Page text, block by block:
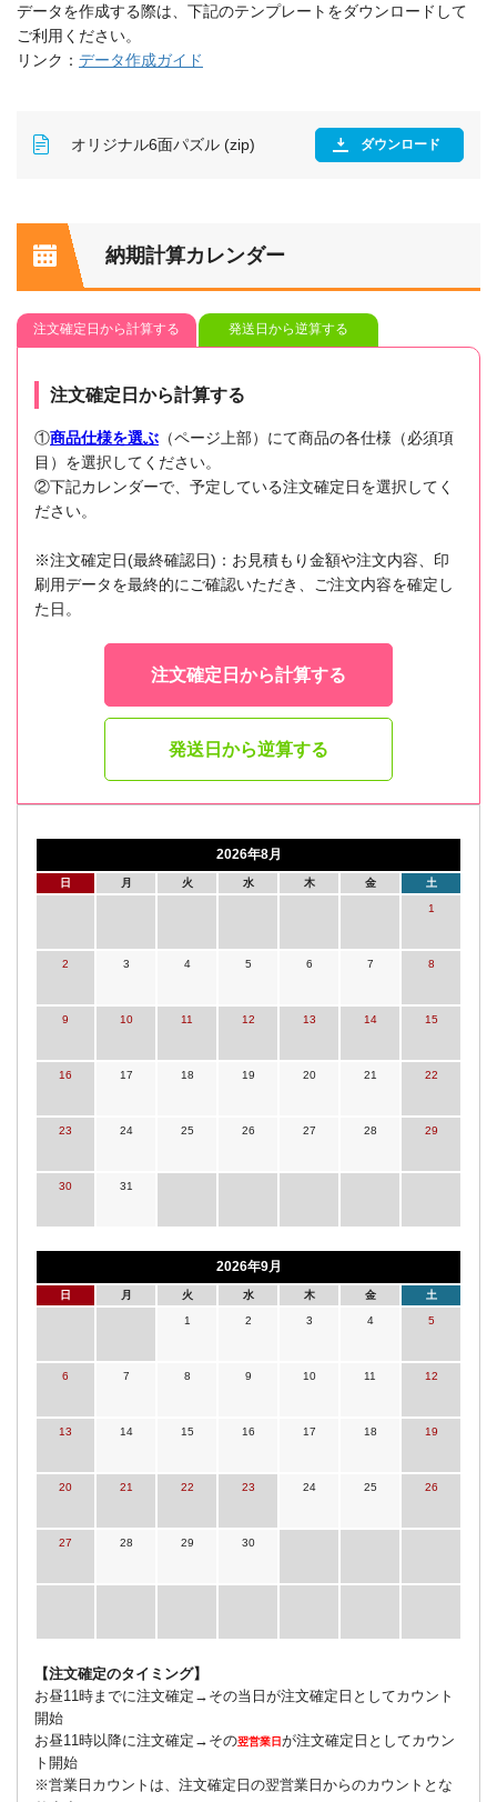
データを作成する際は、下記のテンプレートをダウンロードして
ご利用ください。
リンク： データ作成ガイド
オリジナル6面パズル (zip) ダウンロード
納期計算カレンダー
注文確定日から計算する 発送日から逆算する
注文確定日から計算する
①商品仕様を選ぶ （ページ上部）にて商品の各仕様（必須項
目）を選択してください。
②下記カレンダーで、予定している注文確定日を選択してく
ださい。
※注文確定日(最終確認日)：お見積もり金額や注文内容、印
刷用データを最終的にご確認いただき、ご注文内容を確定し
た日。
注文確定日から計算する
発送日から逆算する
2026年8月
日 月 火 水 木 金 土
1
2 3 4 5 6 7 8
9 10 11 12 13 14 15
16 17 18 19 20 21 22
23 24 25 26 27 28 29
30 31
2026年9月
日 月 火 水 木 金 土
1 2 3 4 5
6 7 8 9 10 11 12
13 14 15 16 17 18 19
20 21 22 23 24 25 26
27 28 29 30
【注文確定のタイミング】
お昼11時までに注文確定→その当日が注文確定日としてカウント
開始
お昼11時以降に注文確定→その翌営業日が注文確定日としてカウン
ト開始
※営業日カウントは、注文確定日の翌営業日からのカウントとな